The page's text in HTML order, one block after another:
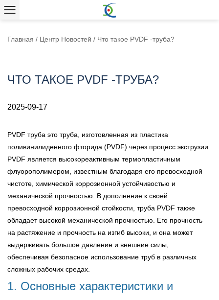
Главная / Центр Новостей / Что такое PVDF -труба?
ЧТО ТАКОЕ PVDF -ТРУБА?
2025-09-17
PVDF труба это труба, изготовленная из пластика
поливинилиденного фторида (PVDF) через процесс экструзии.
PVDF является высокореактивным термопластичным
флуорополимером, известным благодаря его превосходной
чистоте, химической коррозионной устойчивостью и
механической прочностью. В дополнение к своей
превосходной коррозионной стойкости, труба PVDF также
обладает высокой механической прочностью. Его прочность
на растяжение и прочность на изгиб высоки, и она может
выдерживать большое давление и внешние силы,
обеспечивая безопасное использование труб в различных
сложных рабочих средах.
1. Основные характеристики и